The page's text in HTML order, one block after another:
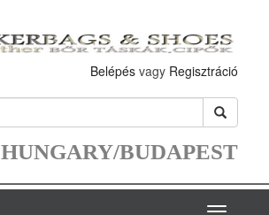
Belépés vagy Regisztráció
HUNGARY/BUDAPEST